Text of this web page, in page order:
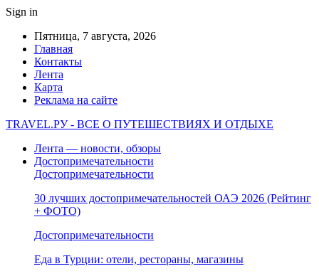
Sign in
Пятница, 7 августа, 2026
Главная
Контакты
Лента
Карта
Реклама на сайте
TRAVEL.РУ - ВСЕ О ПУТЕШЕСТВИЯХ И ОТДЫХЕ
Лента — новости, обзоры
Достопримечательности
Достопримечательности
30 лучших достопримечательностей ОАЭ 2026 (Рейтинг
+ ФОТО)
Достопримечательности
Еда в Турции: отели, рестораны, магазины